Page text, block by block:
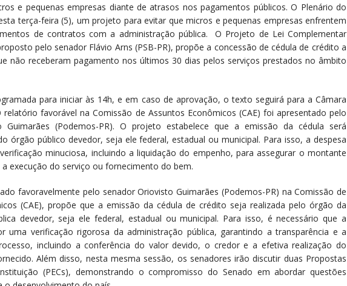
e pequenas empresas diante de atrasos nos pagamentos públicos. O Plenário do
terça-feira (5), um projeto para evitar que micros e pequenas empresas enfrentem
de contratos com a administração pública. O Projeto de Lei Complementar
pelo senador Flávio Arns (PSB-PR), propõe a concessão de cédula de crédito a
não receberam pagamento nos últimos 30 dias pelos serviços prestados no âmbito
para iniciar às 14h, e em caso de aprovação, o texto seguirá para a Câmara
relatório favorável na Comissão de Assuntos Econômicos (CAE) foi apresentado pelo
Guimarães (Podemos-PR). O projeto estabelece que a emissão da cédula será
órgão público devedor, seja ele federal, estadual ou municipal. Para isso, a despesa
minuciosa, incluindo a liquidação do empenho, para assegurar o montante
execução do serviço ou fornecimento do bem.
favoravelmente pelo senador Oriovisto Guimarães (Podemos-PR) na Comissão de
(CAE), propõe que a emissão da cédula de crédito seja realizada pelo órgão da
devedor, seja ele federal, estadual ou municipal. Para isso, é necessário que a
uma verificação rigorosa da administração pública, garantindo a transparência e a
incluindo a conferência do valor devido, o credor e a efetiva realização do
Além disso, nesta mesma sessão, os senadores irão discutir duas Propostas
(PECs), demonstrando o compromisso do Senado em abordar questões